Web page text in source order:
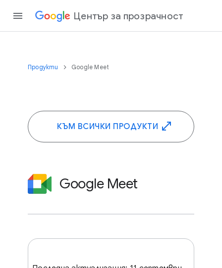
Център за прозрачност
Продукти Google Meet
КЪМ ВСИЧКИ ПРОДУКТИ
Google Meet